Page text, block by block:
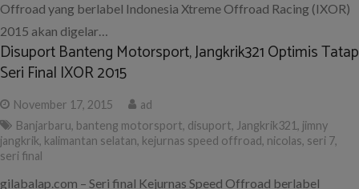
Offroad yang berlabel Indonesia Xtreme Offroad Racing (IXOR)
2015 akan digelar…
Disuport Banteng Motorsport, Jangkrik321 Optimis Tatap
Seri Final IXOR 2015
November 17, 2015
ad
Banjarbaru, banteng motorsport, disuport, Jangkrik321 , jimny
jangkrik, kalimantan selatan, kejurnas speed offroad, nicolas, seri 7,
seri final
gilabalap.com – Seri final Kejurnas Speed Offroad berlabel